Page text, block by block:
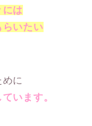
は
いたい
に
います。